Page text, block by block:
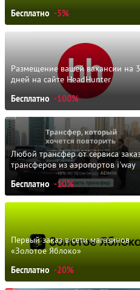
Бесплатно -5%
Размещение вашей вакансии на
дней на сайте HeadHunter
Бесплатно -100%
Любой трансфер от сервиса
трансферов из аэропортов i'way
Бесплатно -10%
Первый заказ в сети магазинов
«Золотое Яблоко»
Бесплатно -20%